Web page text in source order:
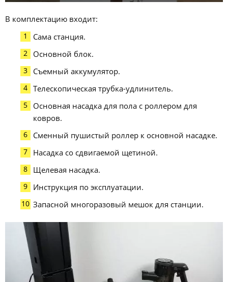
В комплектацию входит:
Сама станция.
Основной блок.
Съемный аккумулятор.
Телескопическая трубка-удлинитель.
Основная насадка для пола с роллером для
ковров.
Сменный пушистый роллер к основной насадке.
Насадка со сдвигаемой щетиной.
Щелевая насадка.
Инструкция по эксплуатации.
Запасной многоразовый мешок для станции.